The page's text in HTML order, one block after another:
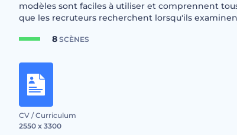
modèles sont faciles à utiliser et comprennent
que les recruteurs recherchent lorsqu'ils
8SCÈNES
CV / Curriculum
2550 x 3300